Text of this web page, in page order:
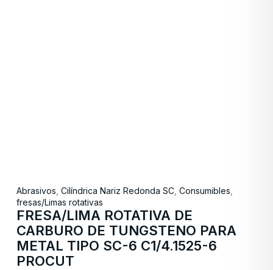
Abrasivos, Cilíndrica Nariz Redonda SC, Consumibles,
fresas/Limas rotativas
FRESA/LIMA ROTATIVA DE
CARBURO DE TUNGSTENO PARA
METAL TIPO SC-6 C1/4.1525-6
PROCUT